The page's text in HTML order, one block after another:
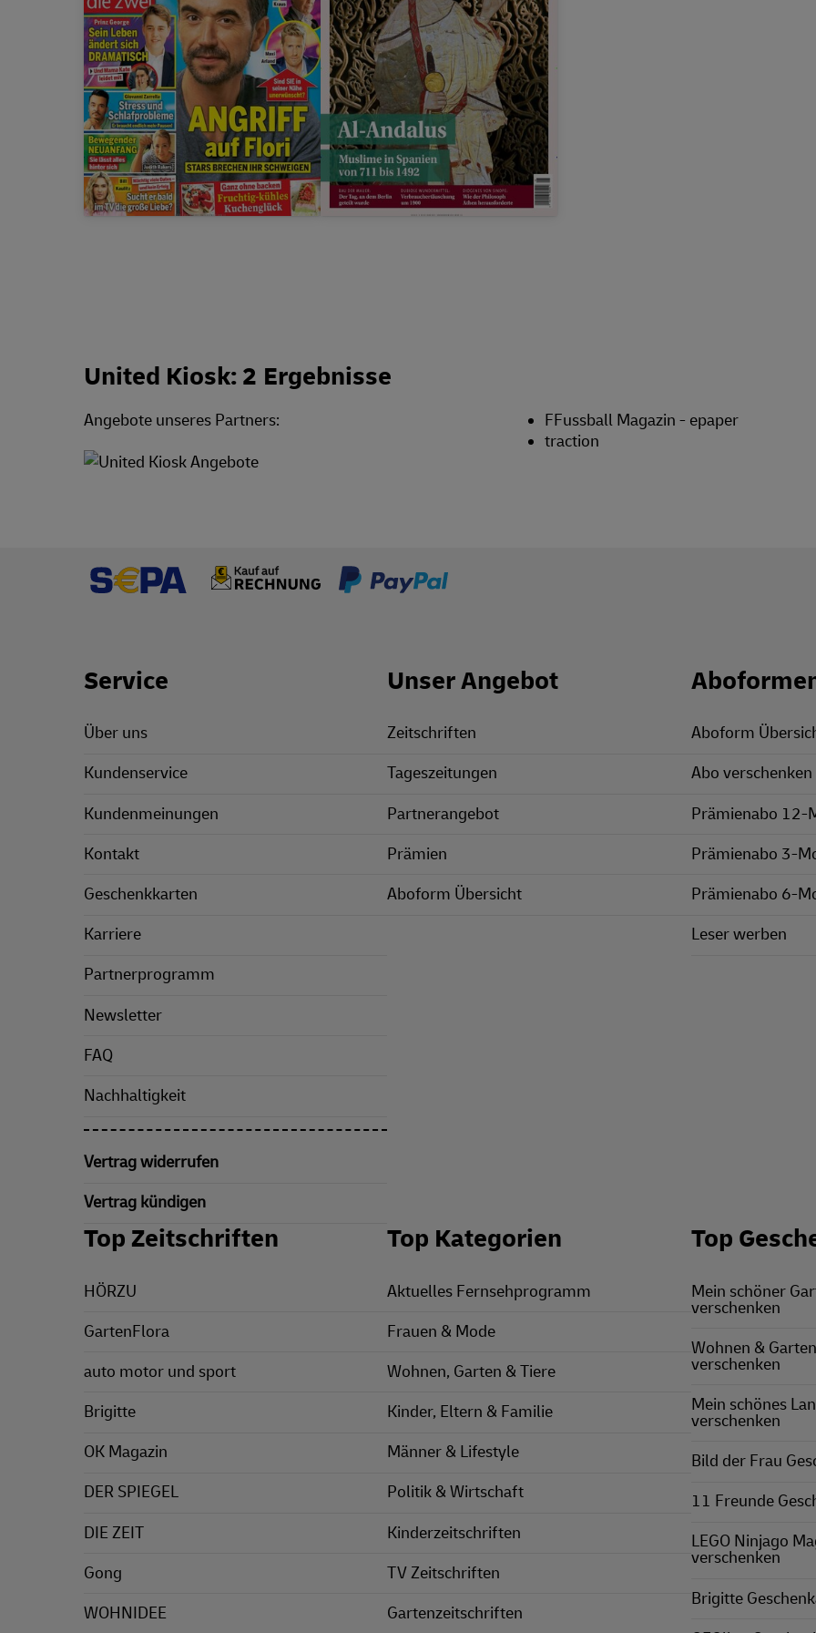
United Kiosk: 2 Ergebnisse
Angebote unseres Partners:
FFussball Magazin - epaper
traction
Footer Links
Service
Über uns
Kundenservice
Kundenmeinungen
Kontakt
Geschenkkarten
Karriere
Partnerprogramm
Newsletter
FAQ
Nachhaltigkeit
Vertrag widerrufen
Vertrag kündigen
Unser Angebot
Zeitschriften
Tageszeitungen
Partnerangebot
Prämien
Aboform Übersicht
Aboform
Abo verschenken
Prämienabo 12-
Prämienabo 3-
Prämienabo 6-
Leser werben
Top Zeitschriften
HÖRZU
GartenFlora
auto motor und sport
Brigitte
OK Magazin
DER SPIEGEL
DIE ZEIT
Gong
WOHNIDEE
Top Kategorien
Aktuelles Fernsehprogramm
Frauen & Mode
Wohnen, Garten & Tiere
Kinder, Eltern & Familie
Männer & Lifestyle
Politik & Wirtschaft
Kinderzeitschriften
TV Zeitschriften
Gartenzeitschriften
Top
Mein schöner
verschenken
Wohnen &
verschenken
Mein schönes
verschenken
Bild der Frau
11 Freunde
LEGO Ninjago
verschenken
Brigitte